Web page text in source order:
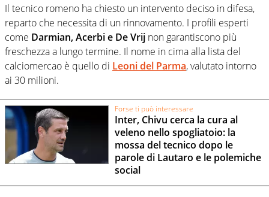
Il tecnico romeno ha chiesto un intervento deciso in difesa,
reparto che necessita di un rinnovamento. I profili esperti
come Darmian, Acerbi e De Vrij non garantiscono più
freschezza a lungo termine. Il nome in cima alla lista del
calciomercao è quello di Leoni del Parma, valutato intorno
ai 30 milioni.
Forse ti può interessare
Inter, Chivu cerca la cura al
veleno nello spogliatoio: la
mossa del tecnico dopo le
parole di Lautaro e le polemiche
social